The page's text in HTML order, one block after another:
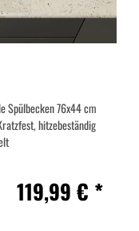
Spülbecken 76x44 cm
hitzebeständig
119,99 € *